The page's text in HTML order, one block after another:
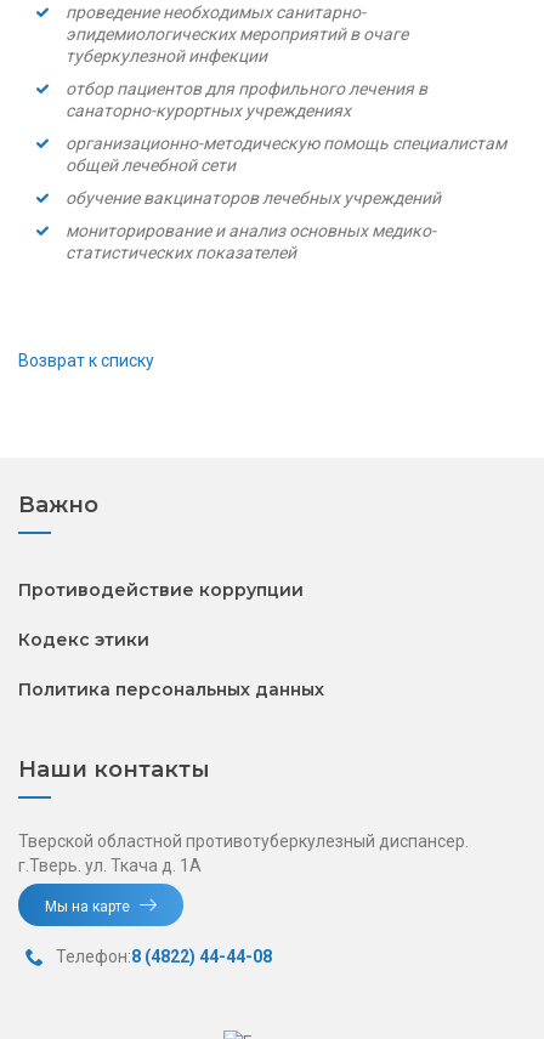
проведение необходимых санитарно-
эпидемиологических мероприятий в очаге
туберкулезной инфекции
отбор пациентов для профильного лечения в
санаторно-курортных учреждениях
организационно-методическую помощь специалистам
общей лечебной сети
обучение вакцинаторов лечебных учреждений
мониторирование и анализ основных медико-
статистических показателей
Возврат к списку
Важно
Противодействие коррупции
Кодекс этики
Политика персональных данных
Наши контакты
Тверской областной противотуберкулезный диспансер.
г.Тверь. ул. Ткача д. 1А
Мы на карте
Телефон:8 (4822) 44-44-08